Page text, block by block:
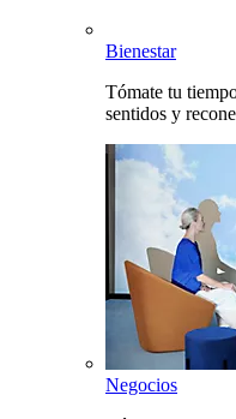
Bienestar
Tómate tu
sentidos y
Negocios